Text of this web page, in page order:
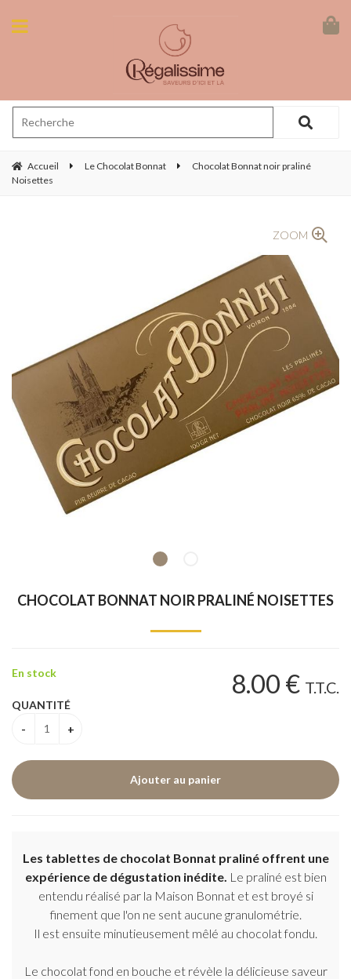
Accueil Le Chocolat Bonnat
Chocolat Bonnat noir praliné
Noisettes
ZOOM
CHOCOLAT BONNAT NOIR PRALINÉ NOISETTES
8.00 € T.T.C.
En stock
QUANTITÉ
Les tablettes de chocolat Bonnat praliné offrent une
expérience de dégustation inédite. Le praliné est bien
entendu réalisé par la Maison Bonnat et est broyé si
finement que l'on ne sent aucune granulométrie.
Il est ensuite minutieusement mêlé au chocolat fondu.
Le chocolat fond en bouche et révèle la délicieuse saveur